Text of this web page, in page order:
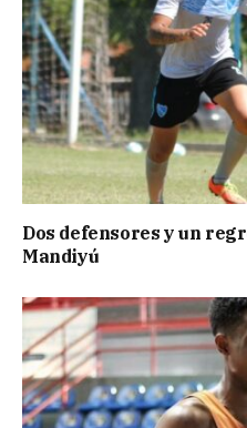
Dos defensores y un
Mandiyú